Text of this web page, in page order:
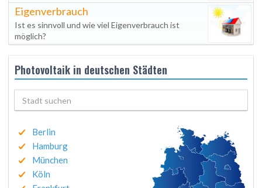
Eigenverbrauch
Ist es sinnvoll und wie viel Eigenverbrauch ist
möglich?
Photovoltaik in deutschen Städten
Berlin
Hamburg
München
Köln